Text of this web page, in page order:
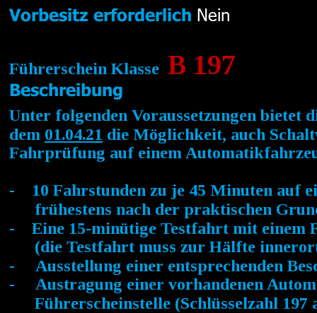
Vorbesitz erforderlich Nein
Führerschein Klasse B 197
Beschreibung
Unter folgenden Voraussetzungen bietet
dem 01.04.21 die Möglichkeit, auch
Fahrprüfung auf einem
-    10 Fahrstunden zu je 45 Minuten auf
frühestens nach der praktischen
-    Eine 15-minütige Testfahrt mit einem
(die Testfahrt muss zur Hälfte
-     Ausstellung einer entsprechenden
-     Austragung einer vorhandenen
Führerscheinstelle (Schlüsselzahl 197